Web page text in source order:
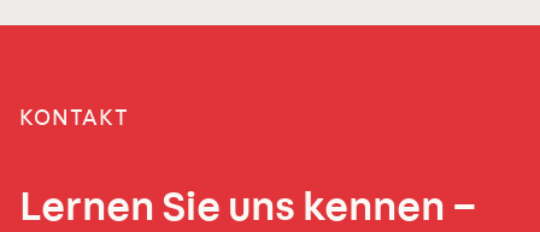
KONTAKT
Lernen Sie uns kennen –